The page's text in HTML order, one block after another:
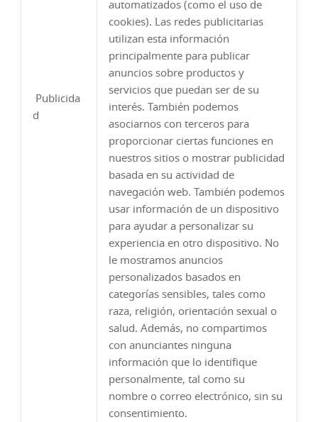
Publicida
d
automatizados (como el uso de
cookies). Las redes publicitarias
utilizan esta información
principalmente para publicar
anuncios sobre productos y
servicios que puedan ser de su
interés. También podemos
asociarnos con terceros para
proporcionar ciertas funciones en
nuestros sitios o mostrar publicidad
basada en su actividad de
navegación web. También podemos
usar información de un dispositivo
para ayudar a personalizar su
experiencia en otro dispositivo. No
le mostramos anuncios
personalizados basados en
categorías sensibles, tales como
raza, religión, orientación sexual o
salud. Además, no compartimos
con anunciantes ninguna
información que lo identifique
personalmente, tal como su
nombre o correo electrónico, sin su
consentimiento.